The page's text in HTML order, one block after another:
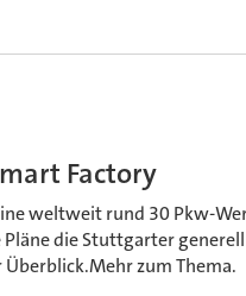
Factory
weltweit rund 30 Pkw-
die Stuttgarter generell
zum Thema.